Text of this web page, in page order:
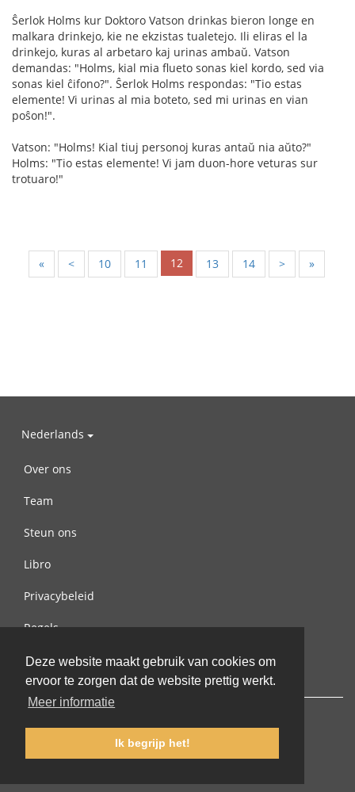
Deze website maakt gebruik van cookies om
ervoor te zorgen dat de website prettig werkt.
Meer informatie
Ik begrijp het!
Ŝerlok Holms kur Doktoro Vatson drinkas bieron longe en
malkara drinkejo, kie ne ekzistas tualetejo. Ili eliras el la
drinkejo, kuras al arbetaro kaj urinas ambaŭ. Vatson
demandas: "Holms, kial mia flueto sonas kiel kordo, sed via
sonas kiel ĉifono?". Ŝerlok Holms respondas: "Tio estas
elemente! Vi urinas al mia boteto, sed mi urinas en vian
poŝon!".
Vatson: "Holms! Kial tiuj personoj kuras antaŭ nia aŭto?"
Holms: "Tio estas elemente! Vi jam duon-hore veturas sur
trotuaro!"
« < 10 11 12 13 14 > »
Nederlands
Over ons
Team
Steun ons
Libro
Privacybeleid
Regels
Contact met ons opnemen
© 2002-2026 lernu.net |Impressum